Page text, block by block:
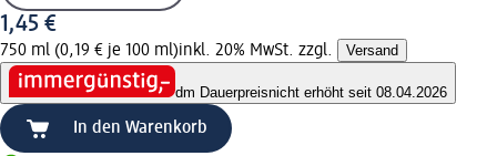
1,45 €
750 ml (0,19 € je 100 ml)inkl. 20% MwSt. zzgl. Versand
dm Dauerpreisnicht erhöht seit 08.04.2026
In den Warenkorb